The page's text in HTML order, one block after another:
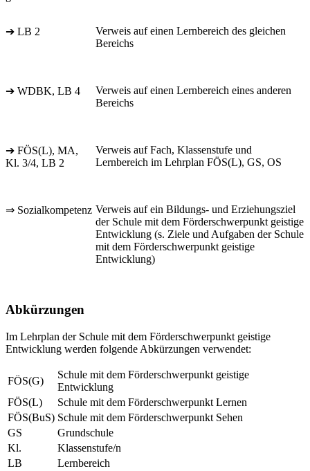
➔ LB 2
Verweis auf einen Lernbereich des gleichen
Bereichs
➔ WDBK, LB 4
Verweis auf einen Lernbereich eines anderen
Bereichs
➔ FÖS(L), MA,
Kl. 3/4, LB 2
Verweis auf Fach, Klassenstufe und
Lernbereich im Lehrplan FÖS(L), GS, OS
⇒ Sozialkompetenz Verweis auf ein Bildungs- und Erziehungsziel
der Schule mit dem Förderschwerpunkt geistige
Entwicklung (s. Ziele und Aufgaben der Schule
mit dem Förderschwerpunkt geistige
Entwicklung)
Abkürzungen
Im Lehrplan der Schule mit dem Förderschwerpunkt geistige
Entwicklung werden folgende Abkürzungen verwendet:
FÖS(G)
Schule mit dem Förderschwerpunkt geistige
Entwicklung
FÖS(L)
Schule mit dem Förderschwerpunkt Lernen
FÖS(BuS) Schule mit dem Förderschwerpunkt Sehen
GS
Grundschule
Kl.
Klassenstufe/n
LB
Lernbereich